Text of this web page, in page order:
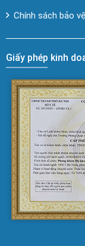
Chính sách bảo
Giấy phép kinh